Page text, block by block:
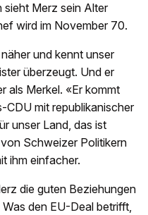
sieht Merz sein Alter
wird im November 70.
und kennt unser
überzeugt. Und er
als Merkel. «Er kommt
CDU mit republikanischer
unser Land, das ist
Schweizer Politikern
ihm einfacher.
die guten Beziehungen
den EU-Deal betrifft,